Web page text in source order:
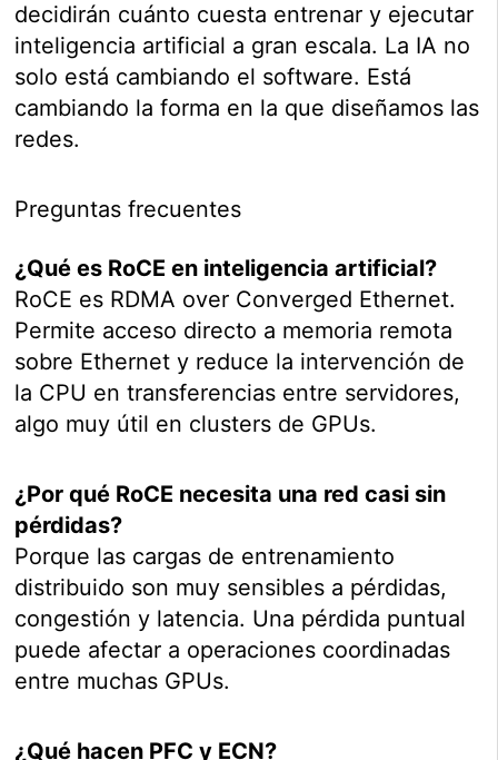
decidirán cuánto cuesta entrenar y ejecutar
inteligencia artificial a gran escala. La IA no
solo está cambiando el software. Está
cambiando la forma en la que diseñamos las
redes.
Preguntas frecuentes
¿Qué es RoCE en inteligencia artificial?
RoCE es RDMA over Converged Ethernet.
Permite acceso directo a memoria remota
sobre Ethernet y reduce la intervención de
la CPU en transferencias entre servidores,
algo muy útil en clusters de GPUs.
¿Por qué RoCE necesita una red casi sin
pérdidas?
Porque las cargas de entrenamiento
distribuido son muy sensibles a pérdidas,
congestión y latencia. Una pérdida puntual
puede afectar a operaciones coordinadas
entre muchas GPUs.
¿Qué hacen PFC y ECN?